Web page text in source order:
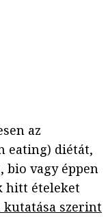
az
eating) diétát,
bio vagy éppen
hitt ételeket
kutatása szerint